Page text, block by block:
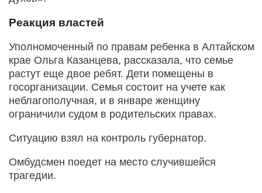
Реакция властей
Уполномоченный по правам ребенка в Алтайском
крае Ольга Казанцева, рассказала, что семье
растут еще двое ребят. Дети помещены в
госорганизации. Семья состоит на учете как
неблагополучная, и в январе женщину
ограничили судом в родительских правах.
Ситуацию взял на контроль губернатор.
Омбудсмен поедет на место случившейся
трагедии.